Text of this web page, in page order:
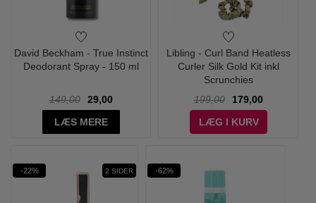
David Beckham - True Instinct
Deodorant Spray - 150 ml
149,00
29,00
LÆS MERE
Libling - Curl Band Heatless
Curler Silk Gold Kit inkl
Scrunchies
199,00
179,00
LÆG I KURV
-22% 2 SIDER -62%